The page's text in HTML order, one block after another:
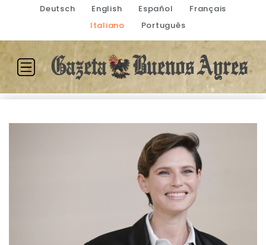
Deutsch English Español
Français
Italiano
Português